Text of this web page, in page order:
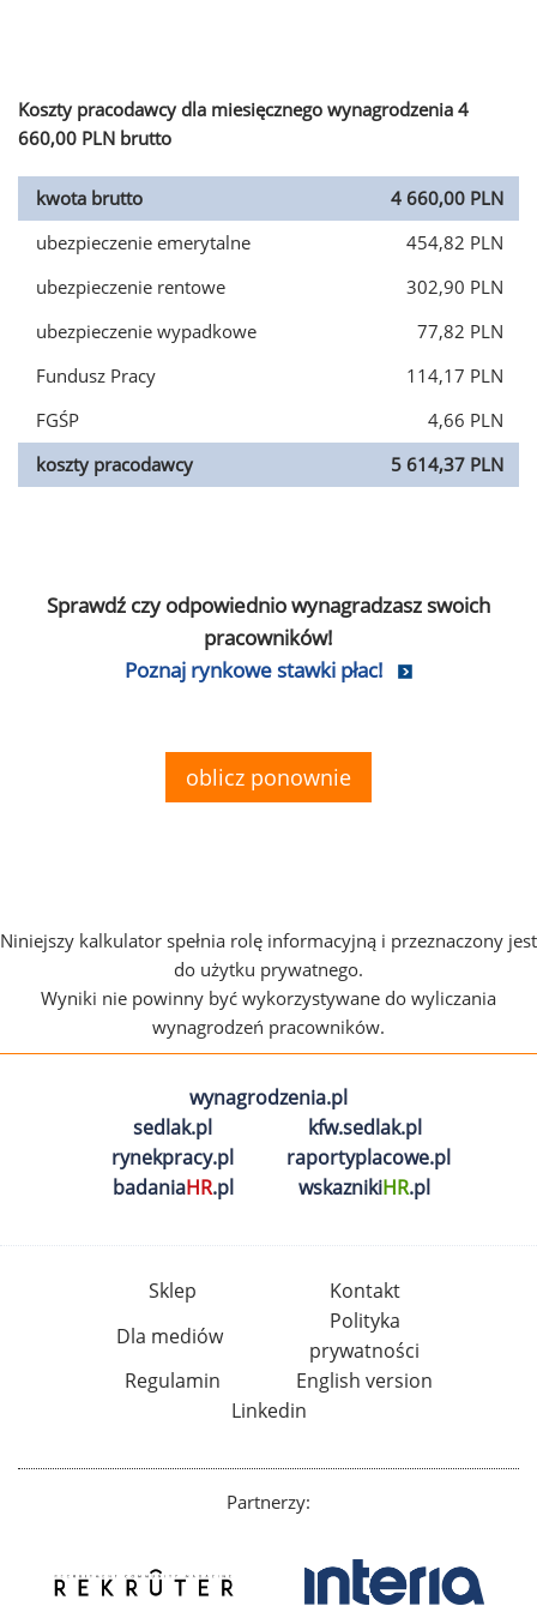
Koszty pracodawcy dla miesięcznego wynagrodzenia 4
660,00 PLN brutto
kwota brutto
4 660,00 PLN
ubezpieczenie emerytalne
454,82 PLN
ubezpieczenie rentowe
302,90 PLN
ubezpieczenie wypadkowe
77,82 PLN
Fundusz Pracy
114,17 PLN
FGŚP
4,66 PLN
koszty pracodawcy
5 614,37 PLN
Sprawdź czy odpowiednio wynagradzasz swoich
pracowników!
Poznaj rynkowe stawki płac!
oblicz ponownie
Niniejszy kalkulator spełnia rolę informacyjną i przeznaczony jest
do użytku prywatnego.
Wyniki nie powinny być wykorzystywane do wyliczania
wynagrodzeń pracowników.
wynagrodzenia.pl
sedlak.pl
kfw.sedlak.pl
rynekpracy.pl
raportyplacowe.pl
badaniaHR.pl wskaznikiHR.pl
Sklep
Kontakt
Dla mediów
Polityka
prywatności
Regulamin
English version
Linkedin
Partnerzy: